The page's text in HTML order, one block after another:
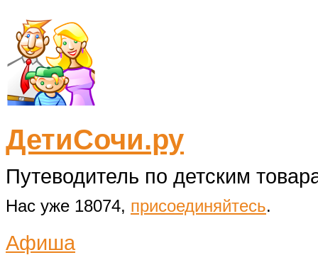
ДетиСочи.ру
Путеводитель по детским
Нас уже 18074, присоединяйтесь.
Афиша